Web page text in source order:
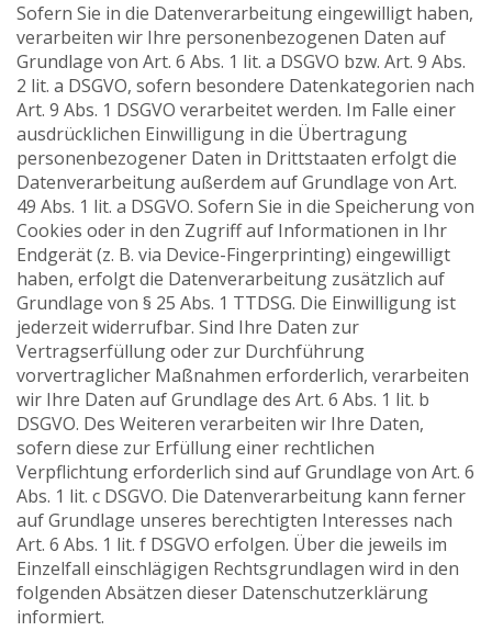
Sofern Sie in die Datenverarbeitung eingewilligt haben,
verarbeiten wir Ihre personenbezogenen Daten auf
Grundlage von Art. 6 Abs. 1 lit. a DSGVO bzw. Art. 9 Abs.
2 lit. a DSGVO, sofern besondere Datenkategorien nach
Art. 9 Abs. 1 DSGVO verarbeitet werden. Im Falle einer
ausdrücklichen Einwilligung in die Übertragung
personenbezogener Daten in Drittstaaten erfolgt die
Datenverarbeitung außerdem auf Grundlage von Art.
49 Abs. 1 lit. a DSGVO. Sofern Sie in die Speicherung von
Cookies oder in den Zugriff auf Informationen in Ihr
Endgerät (z. B. via Device-Fingerprinting) eingewilligt
haben, erfolgt die Datenverarbeitung zusätzlich auf
Grundlage von § 25 Abs. 1 TTDSG. Die Einwilligung ist
jederzeit widerrufbar. Sind Ihre Daten zur
Vertragserfüllung oder zur Durchführung
vorvertraglicher Maßnahmen erforderlich, verarbeiten
wir Ihre Daten auf Grundlage des Art. 6 Abs. 1 lit. b
DSGVO. Des Weiteren verarbeiten wir Ihre Daten,
sofern diese zur Erfüllung einer rechtlichen
Verpflichtung erforderlich sind auf Grundlage von Art. 6
Abs. 1 lit. c DSGVO. Die Datenverarbeitung kann ferner
auf Grundlage unseres berechtigten Interesses nach
Art. 6 Abs. 1 lit. f DSGVO erfolgen. Über die jeweils im
Einzelfall einschlägigen Rechtsgrundlagen wird in den
folgenden Absätzen dieser Datenschutzerklärung
informiert.